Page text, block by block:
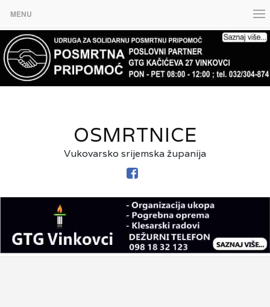
MENU
OSMRTNICE
Vukovarsko srijemska županija